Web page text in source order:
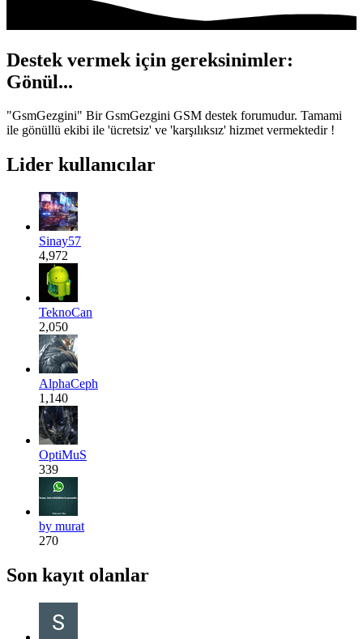
Destek vermek için gereksinimler:
Gönül...
"GsmGezgini" Bir GsmGezgini GSM destek forumudur. Tamami
ile gönüllü ekibi ile 'ücretsiz' ve 'karşılıksız' hizmet vermektedir !
Lider kullanıcılar
Sinay57
4,972
TeknoCan
2,050
AlphaCeph
1,140
OptiMuS
339
by murat
270
Son kayıt olanlar